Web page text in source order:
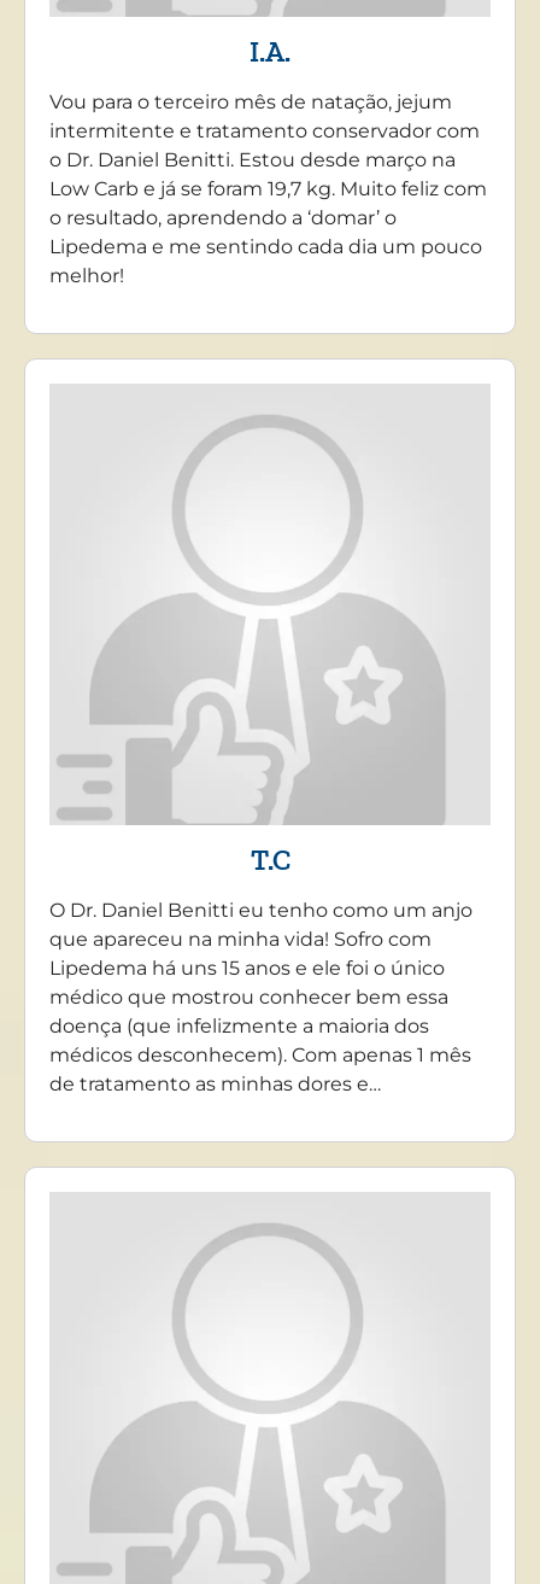
I.A.
Vou para o terceiro mês de natação, jejum
intermitente e tratamento conservador com
o Dr. Daniel Benitti. Estou desde março na
Low Carb e já se foram 19,7 kg. Muito feliz com
o resultado, aprendendo a ‘domar’ o
Lipedema e me sentindo cada dia um pouco
melhor!
T.C
O Dr. Daniel Benitti eu tenho como um anjo
que apareceu na minha vida! Sofro com
Lipedema há uns 15 anos e ele foi o único
médico que mostrou conhecer bem essa
doença (que infelizmente a maioria dos
médicos desconhecem). Com apenas 1 mês
de tratamento as minhas dores e…